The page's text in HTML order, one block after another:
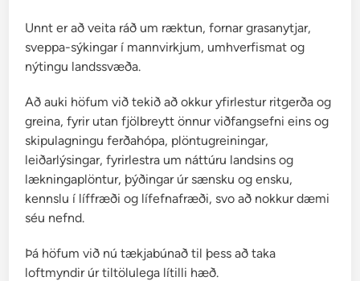
Unnt er að veita ráð um ræktun, fornar grasanytjar,
sveppa-sýkingar í mannvirkjum, umhverfismat og
nýtingu landssvæða.
Að auki höfum við tekið að okkur yfirlestur ritgerða og
greina, fyrir utan fjölbreytt önnur viðfangsefni eins og
skipulagningu ferðahópa, plöntugreiningar,
leiðarlýsingar, fyrirlestra um náttúru landsins og
lækningaplöntur, þýðingar úr sænsku og ensku,
kennslu í líffræði og lífefnafræði, svo að nokkur dæmi
séu nefnd.
Þá höfum við nú tækjabúnað til þess að taka
loftmyndir úr tiltölulega lítilli hæð.